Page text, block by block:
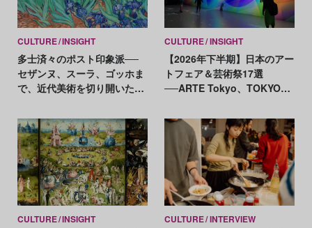
CULTURE INSIGHT
多士済々のポスト印象派──
セザンヌ、スーラ、ゴッホま
で、近代美術を切り開いた革
CULTURE INSIGHT
【2026年下半期】日本のアー
トフェア＆芸術祭17選
──ARTE Tokyo、TOKYO
新イベントが続々開幕
CULTURE INSIGHT CULTURE INTERVIEW